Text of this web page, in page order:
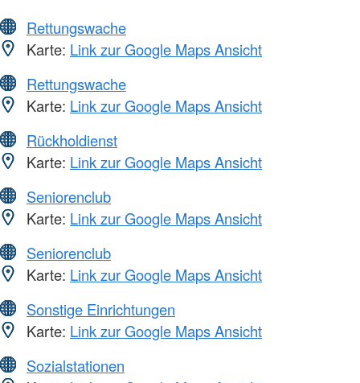
Rettungswache
Karte: Link zur Google Maps Ansicht
Rettungswache
Karte: Link zur Google Maps Ansicht
Rückholdienst
Karte: Link zur Google Maps Ansicht
Seniorenclub
Karte: Link zur Google Maps Ansicht
Seniorenclub
Karte: Link zur Google Maps Ansicht
Sonstige Einrichtungen
Karte: Link zur Google Maps Ansicht
Sozialstationen